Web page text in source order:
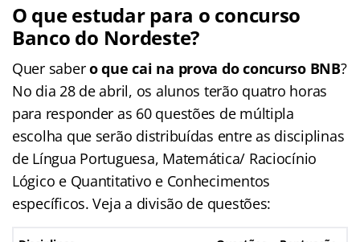
O que estudar para o concurso
Banco do Nordeste?
Quer sabero que cai na prova do concurso BNB?
No dia 28 de abril, os alunos terão quatro horas
para responder as 60 questões de múltipla
escolha que serão distribuídas entre as disciplinas
de Língua Portuguesa, Matemática/ Raciocínio
Lógico e Quantitativo e Conhecimentos
específicos. Veja a divisão de questões: